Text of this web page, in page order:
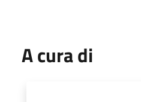
A cura di